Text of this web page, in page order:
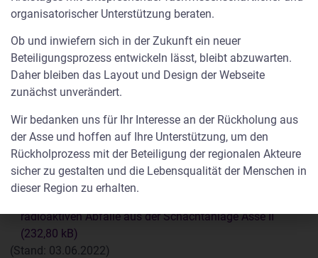
dem Titel „Retrospektive Ermittlung von Ableitungen aus
der Schachtanlage Asse II“. (Stand: 20.12.2022)
Zwischenlagerstandort für die rückzuholenden Abfälle der
Schachtanlage Asse II auf öffentlicher Veranstaltung am
15.07.2022 in Wolfenbüttel
AGO-Diskussionspapier: Aspekte zu Umgang,
radioaktiven Abfälle aus der Schachtanlage Asse II
(Stand: 03.06.2022)
organisatorischer Unterstützung beraten.
Ob und inwiefern sich in der Zukunft ein neuer
Beteiligungsprozess entwickeln lässt, bleibt abzuwarten.
Daher bleiben das Layout und Design der Webseite
zunächst unverändert.
Wir bedanken uns für Ihr Interesse an der Rückholung aus
der Asse und hoffen auf Ihre Unterstützung, um den
Rückholprozess mit der Beteiligung der regionalen Akteure
sicher zu gestalten und die Lebensqualität der Menschen in
dieser Region zu erhalten.